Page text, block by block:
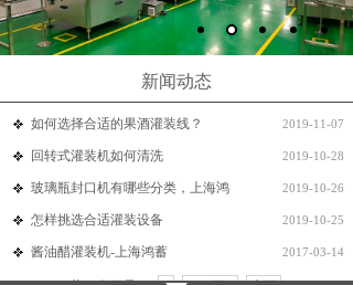
新闻动态
如何选择合适的果酒灌装线？ 2019-11-07
回转式灌装机如何清洗 2019-10-28
玻璃瓶封口机有哪些分类，上海鸿 2019-10-26
怎样挑选合适灌装设备 2019-10-25
酱油醋灌装机-上海鸿蓄 2017-03-14